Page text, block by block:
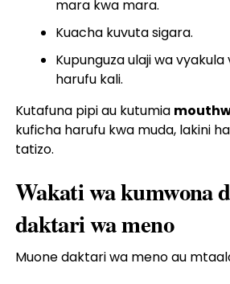
mara kwa mara.
Kuacha kuvuta sigara.
Kupunguza ulaji wa
harufu kali.
Kutafuna pipi au kutumia
kuficha harufu kwa muda, lakini
tatizo.
Wakati wa kumwona
daktari wa meno
Muone daktari wa meno au